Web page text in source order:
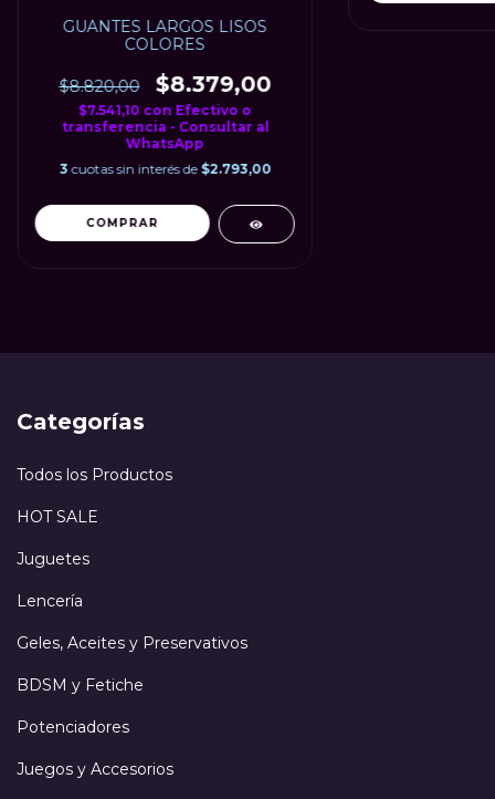
GUANTES LARGOS LISOS
COLORES
$8.820,00 $8.379,00
$7.541,10 con Efectivo o
transferencia - Consultar al
WhatsApp
3 cuotas sin interés de $2.793,00
COMPRAR
Categorías
Todos los Productos
HOT SALE
Juguetes
Lencería
Geles, Aceites y Preservativos
BDSM y Fetiche
Potenciadores
Juegos y Accesorios